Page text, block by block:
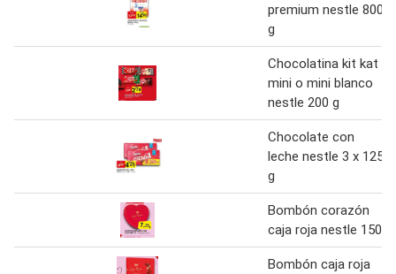
premium nestle 800
g
Chocolatina kit kat
mini o mini blanco
nestle 200 g
Chocolate con
leche nestle 3 x 125
g
Bombón corazón
caja roja nestle 150
Bombón caja roja